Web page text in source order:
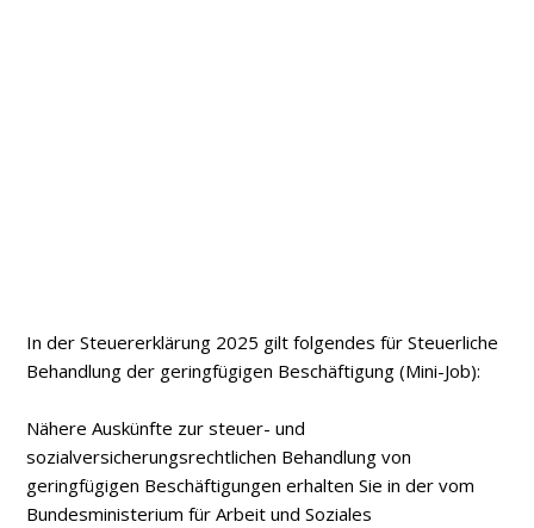
In der Steuererklärung 2025 gilt folgendes für Steuerliche
Behandlung der geringfügigen Beschäftigung (Mini-Job):
Nähere Auskünfte zur steuer- und
sozialversicherungsrechtlichen Behandlung von
geringfügigen Beschäftigungen erhalten Sie in der vom
Bundesministerium für Arbeit und Soziales